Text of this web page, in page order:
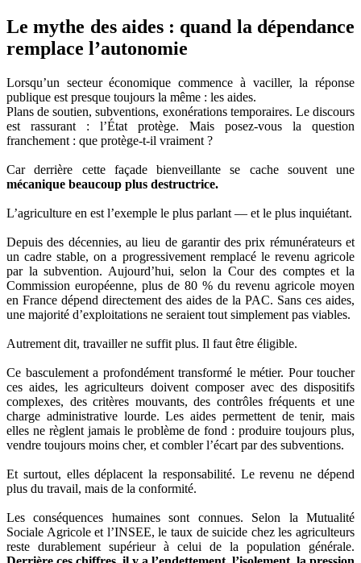
Le mythe des aides : quand la dépendance
remplace l’autonomie
Lorsqu’un secteur économique commence à vaciller, la réponse
publique est presque toujours la même : les aides.
Plans de soutien, subventions, exonérations temporaires. Le discours
est rassurant : l’État protège. Mais posez-vous la question
franchement : que protège-t-il vraiment ?
Car derrière cette façade bienveillante se cache souvent une
mécanique beaucoup plus destructrice.
L’agriculture en est l’exemple le plus parlant — et le plus inquiétant.
Depuis des décennies, au lieu de garantir des prix rémunérateurs et
un cadre stable, on a progressivement remplacé le revenu agricole
par la subvention. Aujourd’hui, selon la Cour des comptes et la
Commission européenne, plus de 80 % du revenu agricole moyen
en France dépend directement des aides de la PAC. Sans ces aides,
une majorité d’exploitations ne seraient tout simplement pas viables.
Autrement dit, travailler ne suffit plus. Il faut être éligible.
Ce basculement a profondément transformé le métier. Pour toucher
ces aides, les agriculteurs doivent composer avec des dispositifs
complexes, des critères mouvants, des contrôles fréquents et une
charge administrative lourde. Les aides permettent de tenir, mais
elles ne règlent jamais le problème de fond : produire toujours plus,
vendre toujours moins cher, et combler l’écart par des subventions.
Et surtout, elles déplacent la responsabilité. Le revenu ne dépend
plus du travail, mais de la conformité.
Les conséquences humaines sont connues. Selon la Mutualité
Sociale Agricole et l’INSEE, le taux de suicide chez les agriculteurs
reste durablement supérieur à celui de la population générale.